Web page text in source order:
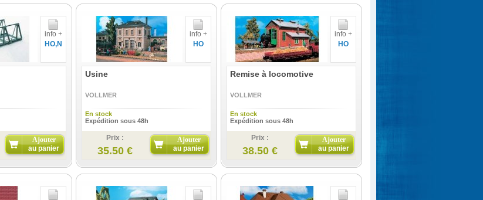
info +
HO,N
Ajouter
au panier
info +
HO
Usine
VOLLMER
En stock
Expédition sous 48h
Prix :
35.50 €
Ajouter
au panier
info +
HO
Remise à locomotive
VOLLMER
En stock
Expédition sous 48h
Prix :
38.50 €
Ajouter
au panier